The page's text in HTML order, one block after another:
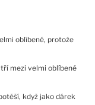
oblíbené, protože
mezi velmi oblíbené
když jako dárek